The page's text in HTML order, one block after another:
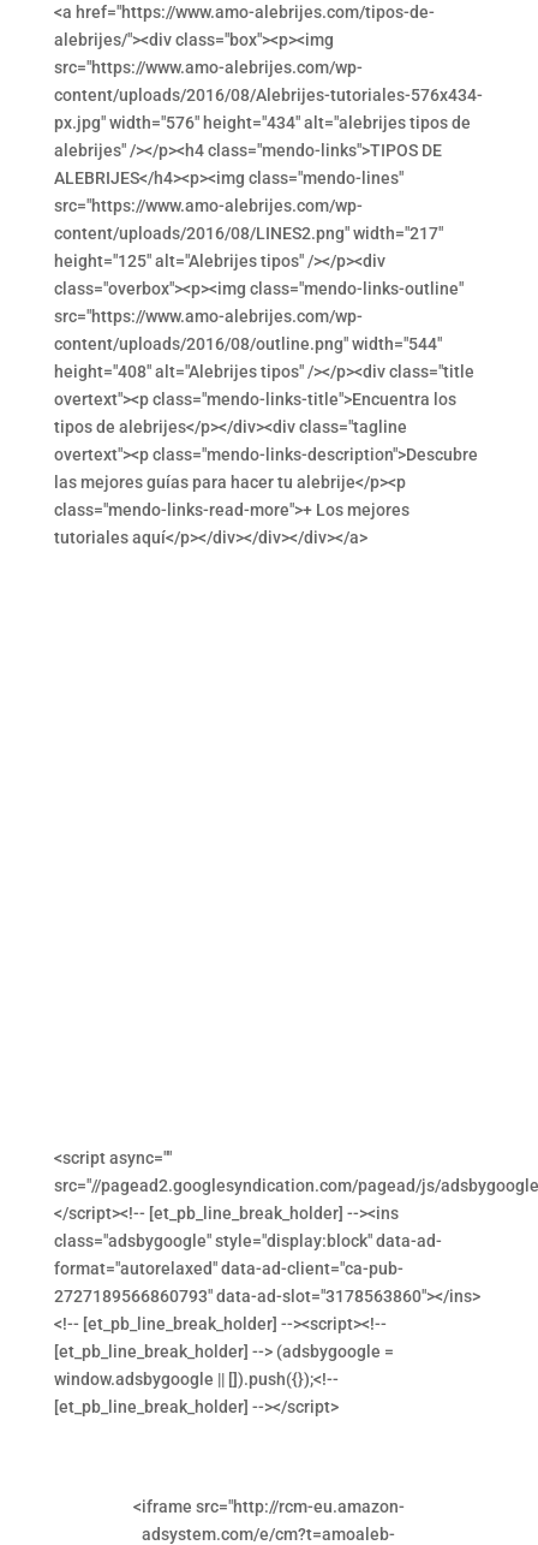
<a href="https://www.amo-alebrijes.com/tipos-de-
alebrijes/"><div class="box"><p><img
src="https://www.amo-alebrijes.com/wp-
content/uploads/2016/08/Alebrijes-tutoriales-576x434-
px.jpg" width="576" height="434" alt="alebrijes tipos de
alebrijes" /></p><h4 class="mendo-links">TIPOS DE
ALEBRIJES</h4><p><img class="mendo-lines"
src="https://www.amo-alebrijes.com/wp-
content/uploads/2016/08/LINES2.png" width="217"
height="125" alt="Alebrijes tipos" /></p><div
class="overbox"><p><img class="mendo-links-outline"
src="https://www.amo-alebrijes.com/wp-
content/uploads/2016/08/outline.png" width="544"
height="408" alt="Alebrijes tipos" /></p><div class="title
overtext"><p class="mendo-links-title">Encuentra los
tipos de alebrijes</p></div><div class="tagline
overtext"><p class="mendo-links-description">Descubre
las mejores guías para hacer tu alebrije</p><p
class="mendo-links-read-more">+ Los mejores
tutoriales aquí</p></div></div></div></a>
<script async=""
src="//pagead2.googlesyndication.com/pagead/js/
</script><!-- [et_pb_line_break_holder] --><ins
class="adsbygoogle" style="display:block" data-ad-
format="autorelaxed" data-ad-client="ca-pub-
2727189566860793" data-ad-slot="3178563860"></ins>
<!-- [et_pb_line_break_holder] --><script><!--
[et_pb_line_break_holder] --> (adsbygoogle =
window.adsbygoogle || []).push({});<!--
[et_pb_line_break_holder] --></script>
<iframe src="http://rcm-eu.amazon-
adsystem.com/e/cm?t=amoaleb-